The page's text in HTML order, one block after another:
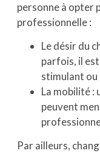
personne à opter
professionnelle :
Le désir du
parfois, il
stimulant ou
La mobilité :
peuvent
Par ailleurs,